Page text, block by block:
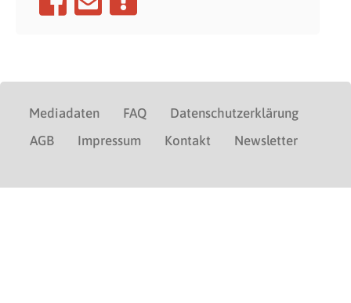
Mediadaten FAQ
Datenschutzerklärung
AGB
Impressum Kontakt Newsletter